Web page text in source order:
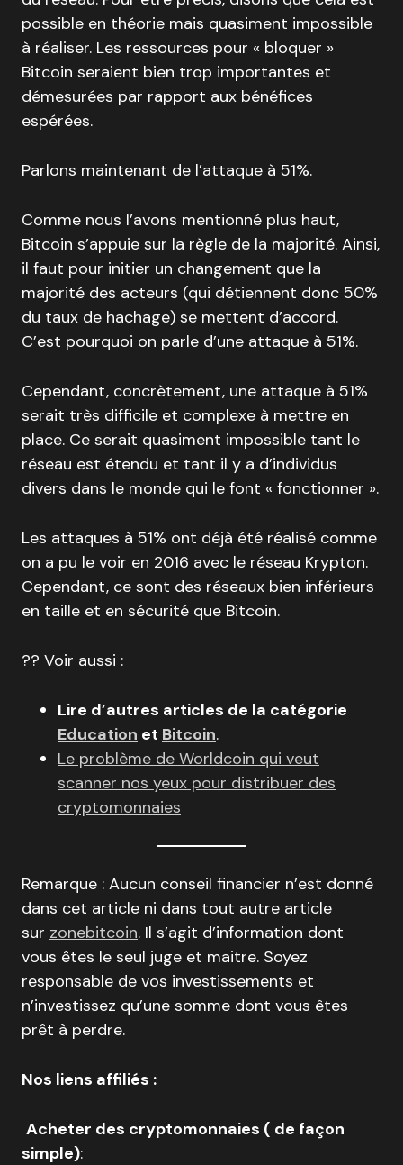
possible en théorie mais quasiment impossible
à réaliser. Les ressources pour « bloquer »
Bitcoin seraient bien trop importantes et
démesurées par rapport aux bénéfices
espérées.
Parlons maintenant de l’attaque à 51%.
Comme nous l’avons mentionné plus haut,
Bitcoin s’appuie sur la règle de la majorité. Ainsi,
il faut pour initier un changement que la
majorité des acteurs (qui détiennent donc 50%
du taux de hachage) se mettent d’accord.
C’est pourquoi on parle d’une attaque à 51%.
Cependant, concrètement, une attaque à 51%
serait très difficile et complexe à mettre en
place. Ce serait quasiment impossible tant le
réseau est étendu et tant il y a d’individus
divers dans le monde qui le font « fonctionner ».
Les attaques à 51% ont déjà été réalisé comme
on a pu le voir en 2016 avec le réseau Krypton.
Cependant, ce sont des réseaux bien inférieurs
en taille et en sécurité que Bitcoin.
?‍? Voir aussi :
Lire d’autres articles de la catégorie
Education et Bitcoin.
Le problème de Worldcoin qui veut
scanner nos yeux pour distribuer des
cryptomonnaies
Remarque : Aucun conseil financier n’est donné
dans cet article ni dans tout autre article
sur zonebitcoin. Il s’agit d’information dont
vous êtes le seul juge et maitre. Soyez
responsable de vos investissements et
n’investissez qu’une somme dont vous êtes
prêt à perdre.
Nos liens affiliés :
Acheter des cryptomonnaies ( de façon
simple):